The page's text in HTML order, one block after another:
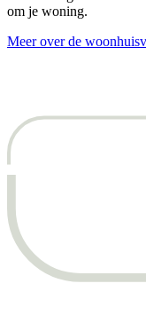
om je woning.
Meer over de